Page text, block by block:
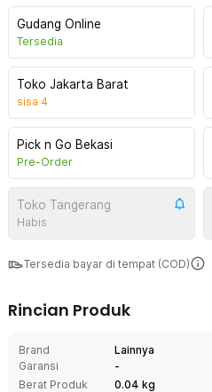
Gudang Online
Tersedia
Toko Jakarta Barat
sisa 4
Pick n Go Bekasi
Pre-Order
Toko Tangerang
Habis
Tersedia bayar di tempat (COD)
Rincian Produk
Brand
Lainnya
Garansi
-
Berat Produk
0.04 kg